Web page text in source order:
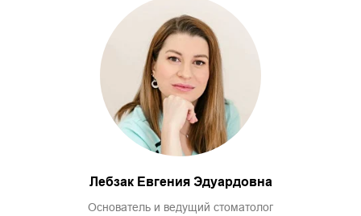
Лебзак Евгения Эдуардовна
Основатель и ведущий стоматолог